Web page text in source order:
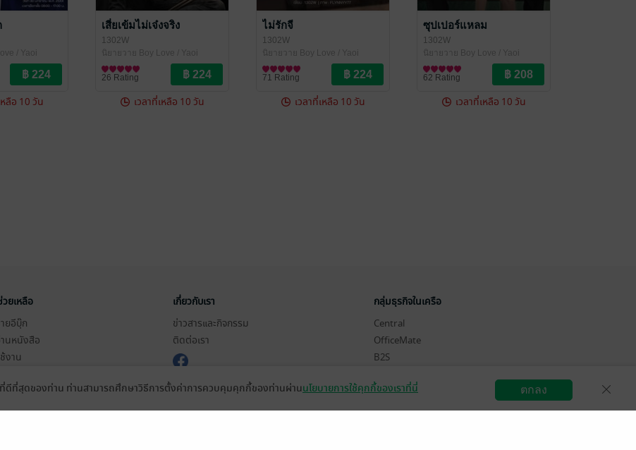
/ Yaoi
หลือ 10 วัน
เสี่ยเข้มไม่เจ๋งจริง
1302W
นิยายวาย Boy Love / Yaoi
26 Rating
เวลาที่เหลือ 10 วัน
ไม่รักจี
1302W
นิยายวาย Boy Love / Yaoi
71 Rating
เวลาที่เหลือ 10 วัน
ซุปเปอร์แหลม
1302W
นิยายวาย Boy Love / Yaoi
62 Rating
เวลาที่เหลือ 10 วัน
ยเหลือ
ยอีบุ๊ก
นหนังสือ
งาน
ออะไร?
คืออะไร?
เกี่ยวกับเรา
ข่าวสารและกิจกรรม
ติดต่อเรา
กลุ่มธุรกิจในเครือ
Central
OfficeMate
B2S
Supersports
Tops
สมัครขายอีบุ๊ก วิธีการใช้งาน
ดีที่สุดของท่าน ท่านสามารถศึกษาวิธีการตั้งค่าการควบคุมคุกกี้ของท่านผ่านนโยบายการใช้คุกกี้ของเราที่นี่ ตกลง